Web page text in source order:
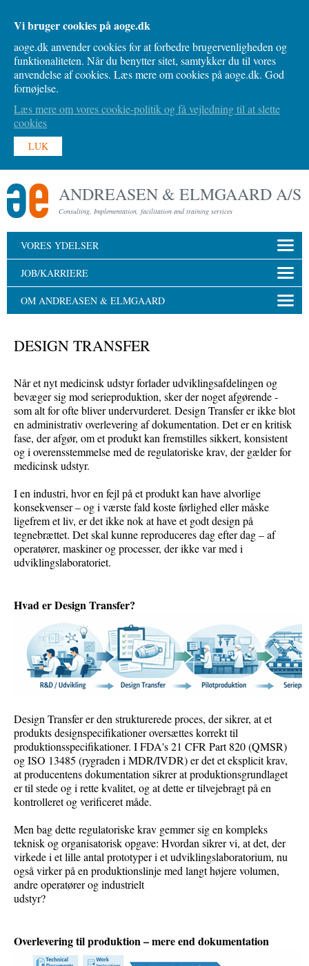
Vi bruger cookies på aoge.dk
aoge.dk anvender cookies for at forbedre brugervenligheden og
funktionaliteten. Når du benytter sitet, samtykker du til vores
anvendelse af cookies. Læs mere om cookies på aoge.dk. God
fornøjelse.
Læs mere om vores cookie-politik og få vejledning til at slette
cookies
LUK
ANDREASEN & ELMGAARD A/S
Consulting, Implementation, facilitation and training services
VORES YDELSER
JOB/KARRIERE
OM ANDREASEN & ELMGAARD
DESIGN TRANSFER
Når et nyt medicinsk udstyr forlader udviklingsafdelingen og
bevæger sig mod serieproduktion, sker der noget afgørende -
som alt for ofte bliver undervurderet. Design Transfer er ikke blot
en administrativ overlevering af dokumentation. Det er en kritisk
fase, der afgør, om et produkt kan fremstilles sikkert, konsistent
og i overens­stemmelse med de regulatoriske krav, der gælder for
medicinsk udstyr.
I en industri, hvor en fejl på et produkt kan have alvorlige
konsekvenser – og i værste fald koste førlighed eller måske
ligefrem et liv, er det ikke nok at have et godt design på
tegnebrættet. Det skal kunne reproduceres dag efter dag – af
operatører, maskiner og processer, der ikke var med i
udviklingslaboratoriet.
Hvad er Design Transfer?
Design Transfer er den strukturerede proces, der sikrer, at et
produkts designspecifikationer oversættes korrekt til
produktionsspecifikationer. I FDA's 21 CFR Part 820 (QMSR)
og ISO 13485 (rygraden i MDR/IVDR) er det et eksplicit krav,
at producentens dokumentation sikrer at produktionsgrundlaget
er til stede og i rette kvalitet, og at dette er tilvejebragt på en
kontrolleret og verificeret måde.
Men bag dette regulatoriske krav gemmer sig en kompleks
teknisk og organisatorisk opgave: Hvordan sikrer vi, at det, der
virkede i et lille antal prototyper i et udviklingslaboratorium, nu
også virker på en produktionslinje med langt højere volumen,
andre operatører og industrielt
udstyr?
Overlevering til produktion – mere end dokumentation